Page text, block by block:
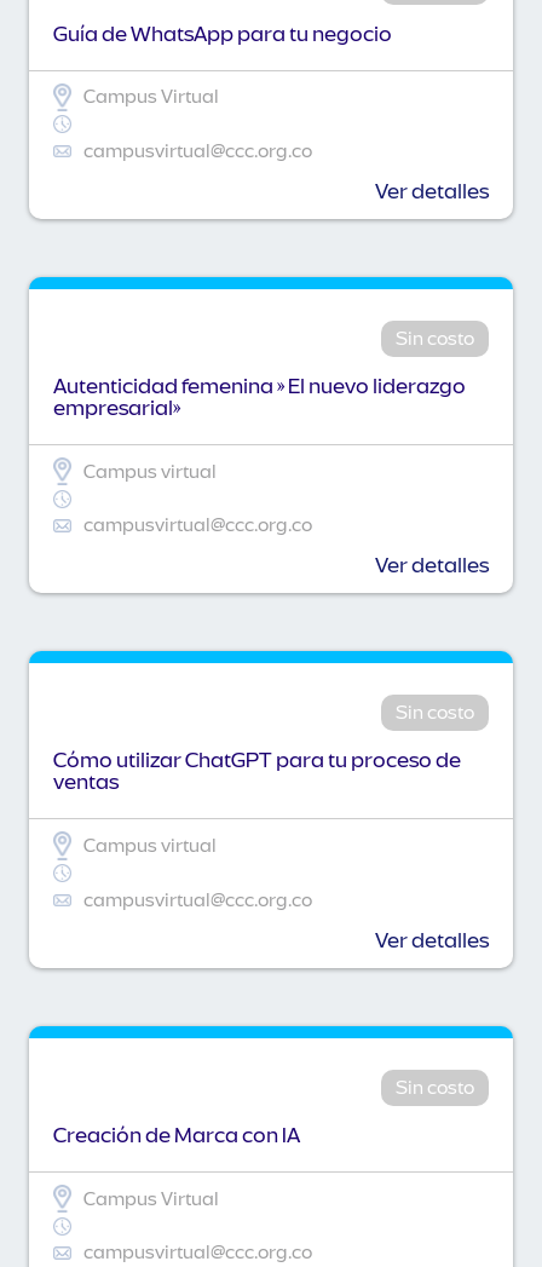
Guía de WhatsApp para tu negocio
Campus Virtual
campusvirtual@ccc.org.co
Ver detalles
Sin costo
Autenticidad femenina » El nuevo liderazgo
empresarial»
Campus virtual
campusvirtual@ccc.org.co
Ver detalles
Sin costo
Cómo utilizar ChatGPT para tu proceso de
ventas
Campus virtual
campusvirtual@ccc.org.co
Ver detalles
Sin costo
Creación de Marca con IA
Campus Virtual
campusvirtual@ccc.org.co